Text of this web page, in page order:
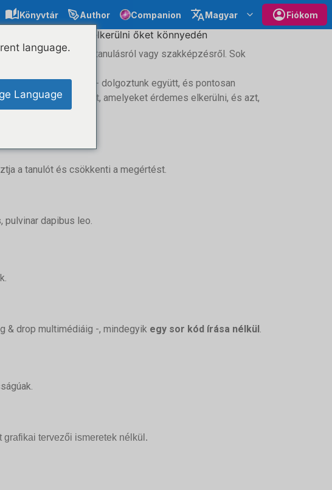
Könyvtár Author Companion Magyar Fiókom
hogyan segít elkerülni őket könnyedén
oktatásról, vállalati tanulásról vagy szakképzésről. Sok
hatását.
szakemberekkel - dolgoztunk együtt, és pontosan
10 legnagyobb hibát, amelyeket érdemes elkerülni, és azt,
gond nélkül.
a tanulót és csökkenti a megértést.
dapibus leo.
& drop multimédiáig -, mindegyik egy sor kód írása nélkül.
tervezői ismeretek nélkül.
language.
Language